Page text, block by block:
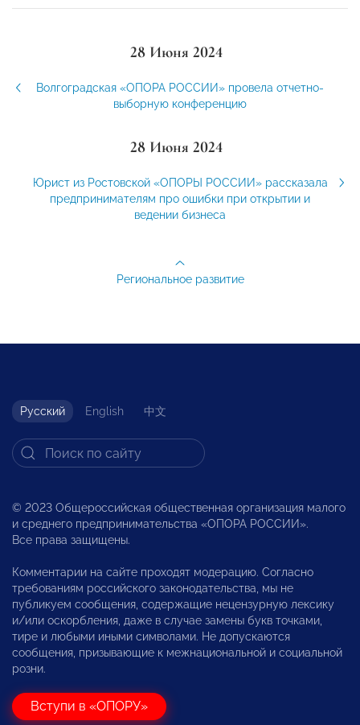
28 Июня 2024
Волгоградская «ОПОРА РОССИИ» провела отчетно-
выборную конференцию
28 Июня 2024
Юрист из Ростовской «ОПОРЫ РОССИИ» рассказала
предпринимателям про ошибки при открытии и
ведении бизнеса
Региональное развитие
Русский English 中文
© 2023 Общероссийская общественная организация малого
и среднего предпринимательства «ОПОРА РОССИИ».
Все права защищены.
Комментарии на сайте проходят модерацию. Согласно
требованиям российского законодательства, мы не
публикуем сообщения, содержащие нецензурную лексику
и/или оскорбления, даже в случае замены букв точками,
тире и любыми иными символами. Не допускаются
сообщения, призывающие к межнациональной и социальной
розни.
Вступи в «ОПОРУ»